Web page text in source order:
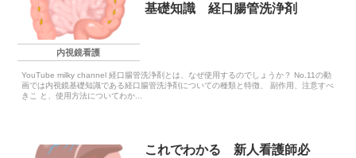
内視鏡看護
基礎知識 経口腸管洗浄剤
YouTube milky channel 経口腸管洗浄剤とは、なぜ使用するのでしょうか？ No.11の動
画では内視鏡基礎知識である経口腸管洗浄剤についての種類と特徴、 副作用、注意すべ
きこ と、使用方法についてわか...
これでわかる 新人看護師必